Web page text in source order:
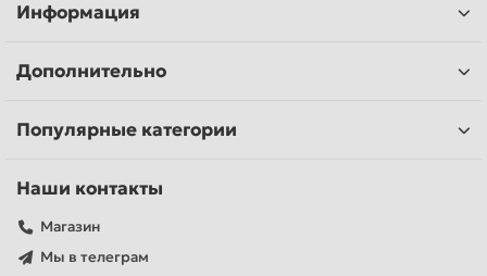
Информация
Дополнительно
Популярные категории
Наши контакты
Магазин
Мы в телеграм